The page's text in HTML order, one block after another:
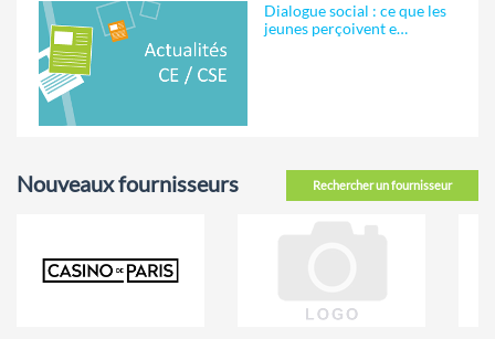
Dialogue social : ce que les
jeunes perçoivent e…
Rechercher un fournisseur
Nouveaux fournisseurs